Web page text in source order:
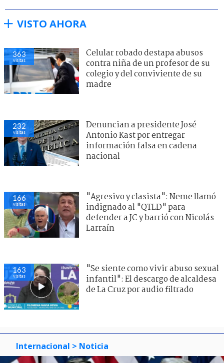
VISTO AHORA
363
visitas
Celular robado destapa abusos
contra niña de un profesor de su
colegio y del conviviente de su
madre
232
visitas
Denuncian a presidente José
Antonio Kast por entregar
información falsa en cadena
nacional
166
visitas
"Agresivo y clasista": Neme llamó
indignado al "QTLD" para
defender a JC y barrió con Nicolás
Larraín
163
visitas
"Se siente como vivir abuso sexual
infantil": El descargo de alcaldesa
de La Cruz por audio filtrado
Internacional > Noticia